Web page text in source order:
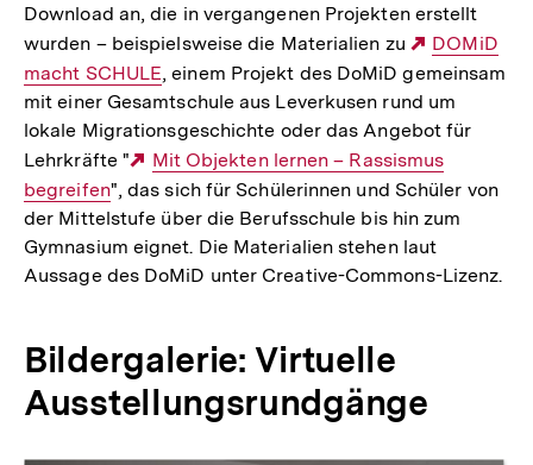
Download an, die in vergangenen Projekten erstellt
wurden – beispielsweise die Materialien zu
Externer
Link:
DOMiD
macht SCHULE, einem Projekt des DoMiD gemeinsam
mit einer Gesamtschule aus Leverkusen rund um
lokale Migrationsgeschichte oder das Angebot für
Lehrkräfte "
Externer
Link:
Mit Objekten lernen – Rassismus
begreifen", das sich für Schülerinnen und Schüler von
der Mittelstufe über die Berufsschule bis hin zum
Gymnasium eignet. Die Materialien stehen laut
Aussage des DoMiD unter Creative-Commons-Lizenz.
Bildergalerie: Virtuelle
Ausstellungsrundgänge